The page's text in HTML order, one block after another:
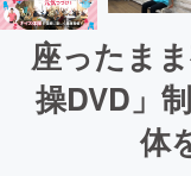
座ったま
操DVD」
体